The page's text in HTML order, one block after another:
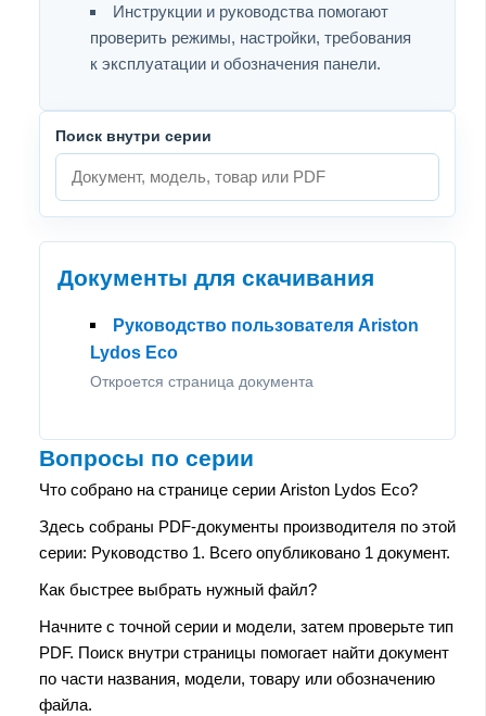
Инструкции и руководства помогают
проверить режимы, настройки, требования
к эксплуатации и обозначения панели.
Поиск внутри серии
Документы для скачивания
Руководство пользователя Ariston
Lydos Eco
Откроется страница документа
Вопросы по серии
Что собрано на странице серии Ariston Lydos Eco?
Здесь собраны PDF-документы производителя по этой
серии: Руководство 1. Всего опубликовано 1 документ.
Как быстрее выбрать нужный файл?
Начните с точной серии и модели, затем проверьте тип
PDF. Поиск внутри страницы помогает найти документ
по части названия, модели, товару или обозначению
файла.